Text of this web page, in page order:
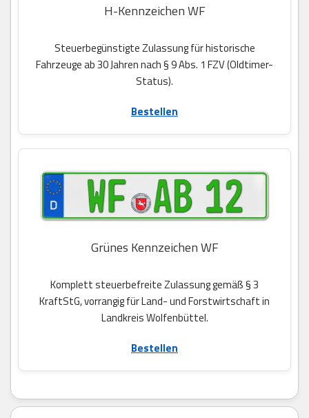
H-Kennzeichen WF
Steuerbegünstigte Zulassung für historische
Fahrzeuge ab 30 Jahren nach § 9 Abs. 1 FZV (Oldtimer-
Status).
Bestellen
Grünes Kennzeichen WF
Komplett steuerbefreite Zulassung gemäß § 3
KraftStG, vorrangig für Land- und Forstwirtschaft in
Landkreis Wolfenbüttel.
Bestellen